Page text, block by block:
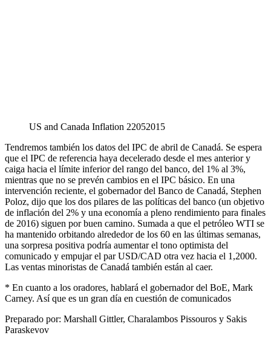
US and Canada Inflation 22052015
Tendremos también los datos del IPC de abril de Canadá. Se espera
que el IPC de referencia haya decelerado desde el mes anterior y
caiga hacia el límite inferior del rango del banco, del 1% al 3%,
mientras que no se prevén cambios en el IPC básico. En una
intervención reciente, el gobernador del Banco de Canadá, Stephen
Poloz, dijo que los dos pilares de las políticas del banco (un objetivo
de inflación del 2% y una economía a pleno rendimiento para finales
de 2016) siguen por buen camino. Sumada a que el petróleo WTI se
ha mantenido orbitando alrededor de los 60 en las últimas semanas,
una sorpresa positiva podría aumentar el tono optimista del
comunicado y empujar el par USD/CAD otra vez hacia el 1,2000.
Las ventas minoristas de Canadá también están al caer.
* En cuanto a los oradores, hablará el gobernador del BoE, Mark
Carney. Así que es un gran día en cuestión de comunicados
Preparado por: Marshall Gittler, Charalambos Pissouros y Sakis
Paraskevov